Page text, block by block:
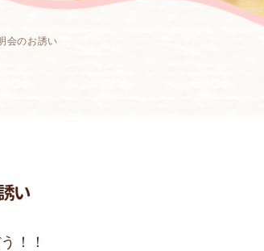
会のお誘い
い
！！